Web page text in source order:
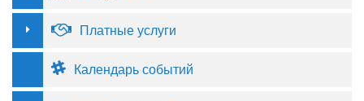
Платные услуги
Календарь событий